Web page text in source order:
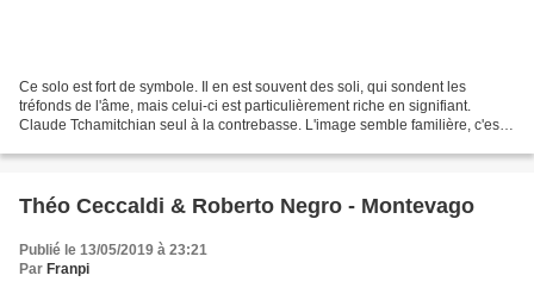
Ce solo est fort de symbole. Il en est souvent des soli, qui sondent les
tréfonds de l'âme, mais celui-ci est particulièrement riche en signifiant.
Claude Tchamitchian seul à la contrebasse. L'image semble familière, c'est
Théo Ceccaldi & Roberto Negro - Montevago
Publié le 13/05/2019 à 23:21
Par Franpi